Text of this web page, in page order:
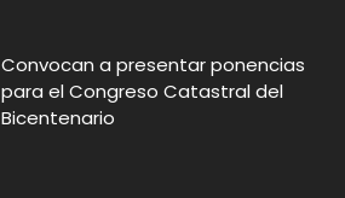
Convocan a presentar ponencias
para el Congreso Catastral del
Bicentenario